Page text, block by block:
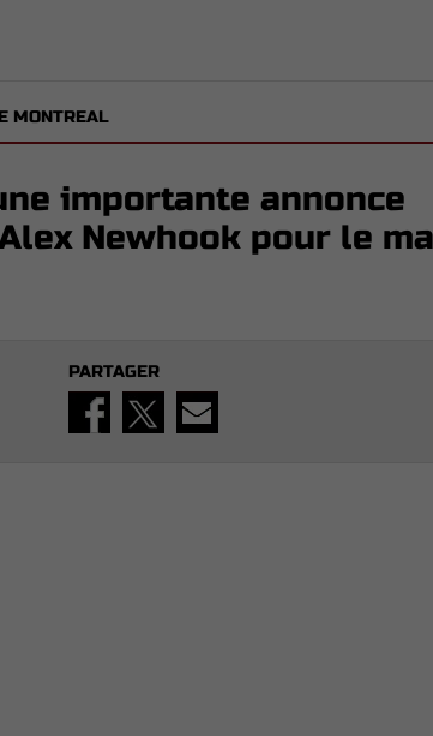
MONTREAL
importante annonce
Newhook pour le
PARTAGER